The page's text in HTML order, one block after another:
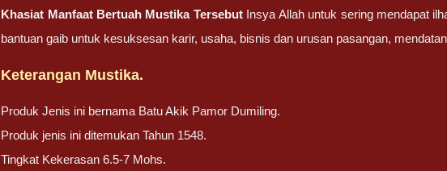
Khasiat Manfaat Bertuah Mustika Tersebut Insya Allah untuk sering mendapat
bantuan gaib untuk kesuksesan karir, usaha, bisnis dan urusan pasangan,
Keterangan Mustika.
Produk Jenis ini bernama Batu Akik Pamor Dumiling.
Produk jenis ini ditemukan Tahun 1548.
Tingkat Kekerasan 6.5-7 Mohs.